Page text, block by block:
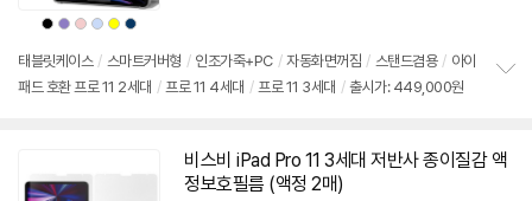
상
품
상
상
품
색
상
상
품
색
상
상
품
상
상
품
상
상
품
색
상
태블릿케이스 / 스마트커버형 / 인조가죽+PC / 자동화면꺼짐 / 스탠드겸용 / 아이
패드호환프로11 2세대 / 프로11 4세대 / 프로11 3세대 / 출시가: 449,000원
치
비스비 iPad Pro 11 3세대 저반사 종이질감 액
정보호필름 (액정 2매)